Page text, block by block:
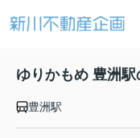
ゆりかもめ 豊洲
豊洲駅